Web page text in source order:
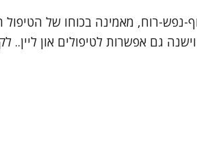
נפש-רוח, מאמינה בכוחו של
גם אפשרות לטיפולים און ליין..